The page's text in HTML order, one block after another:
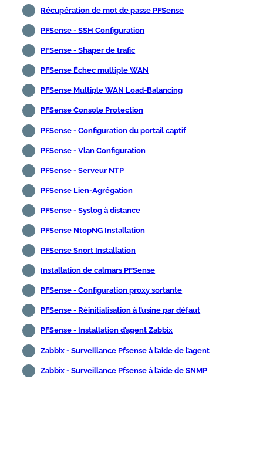
Récupération de mot de passe PFSense
PFSense - SSH Configuration
PFSense - Shaper de trafic
PFSense Échec multiple WAN
PFSense Multiple WAN Load-Balancing
PFSense Console Protection
PFSense - Configuration du portail captif
PFSense - Vlan Configuration
PFSense - Serveur NTP
PFSense Lien-Agrégation
PFSense - Syslog à distance
PFSense NtopNG Installation
PFSense Snort Installation
Installation de calmars PFSense
PFSense - Configuration proxy sortante
PFSense - Réinitialisation à l’usine par défaut
PFSense - Installation d’agent Zabbix
Zabbix - Surveillance Pfsense à l’aide de l’agent
Zabbix - Surveillance Pfsense à l’aide de SNMP